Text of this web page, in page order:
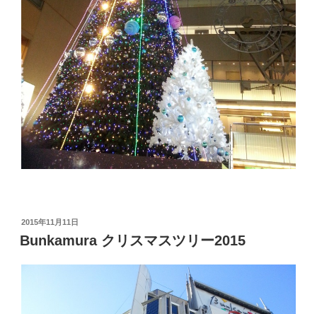
投
稿
日:
2015年11月11日
Bunkamura クリスマスツリー2015